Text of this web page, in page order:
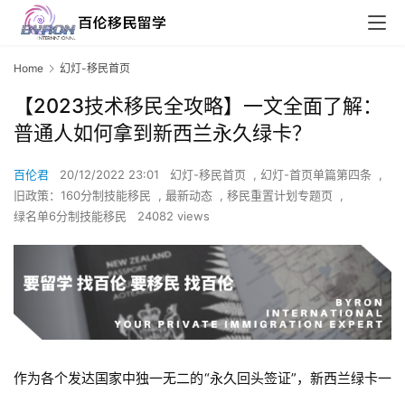
Home 幻灯-移民首页
【2023技术移民全攻略】一文全面了解：
普通人如何拿到新西兰永久绿卡？
百伦君 20/12/2022 23:01 幻灯-移民首页 , 幻灯-首页单篇第四条 ,
旧政策：160分制技能移民
, 最新动态 , 移民重置计划专题页
,
绿名单6分制技能移民
24082 views
作为各个发达国家中独一无二的“永久回头签证”，新西兰绿卡一